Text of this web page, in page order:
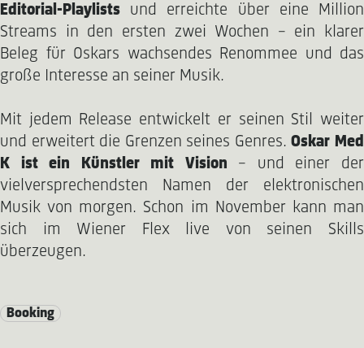
Editorial-Playlists und erreichte über eine Million
Streams in den ersten zwei Wochen – ein klarer
Beleg für Oskars wachsendes Renommee und das
große Interesse an seiner Musik.
Mit jedem Release entwickelt er seinen Stil weiter
und erweitert die Grenzen seines Genres. Oskar Med
K ist ein Künstler mit Vision – und einer der
vielversprechendsten Namen der elektronischen
Musik von morgen. Schon im November kann man
sich im Wiener Flex live von seinen Skills
überzeugen.
Booking